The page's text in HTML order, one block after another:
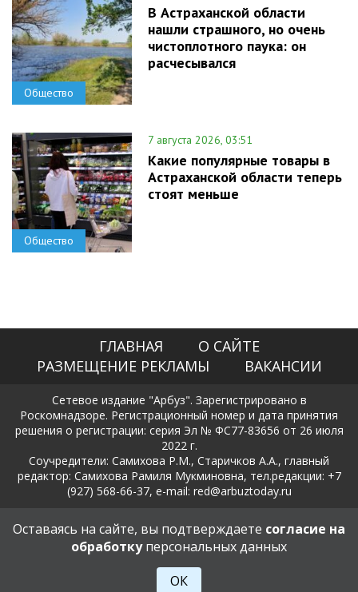
Общество
В Астраханской области
нашли страшного, но очень
чистоплотного паука: он
расчесывался
Общество
7 августа 2026, 03:51
Какие популярные товары в
Астраханской области теперь
стоят меньше
ГЛАВНАЯ
О САЙТЕ
РАЗМЕЩЕНИЕ РЕКЛАМЫ
ВАКАНСИИ
Сетевое издание "Арбуз". Зарегистрировано в
Роскомнадзоре. Регистрационный номер и дата принятия
решения о регистрации: серия Эл № ФС77-83656 от 26 июля
2022 г.
Соучредители: Самихова Р.М., Старичков А.А., главный
редактор: Самихова Рамиля Мукминовна, тел.редакции: +7
(927) 568-66-37, e-mail: red@arbuztoday.ru
Политика в отношении обработки и защиты персональных
данных
18+
Оставаясь на сайте, вы подтверждаете согласие на
обработкуперсональных данных
ОК